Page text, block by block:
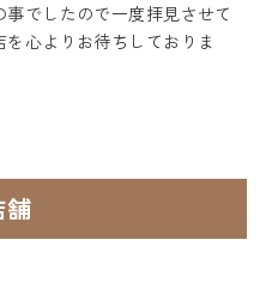
でしたので一度拝見させて
心よりお待ちしておりま
舗